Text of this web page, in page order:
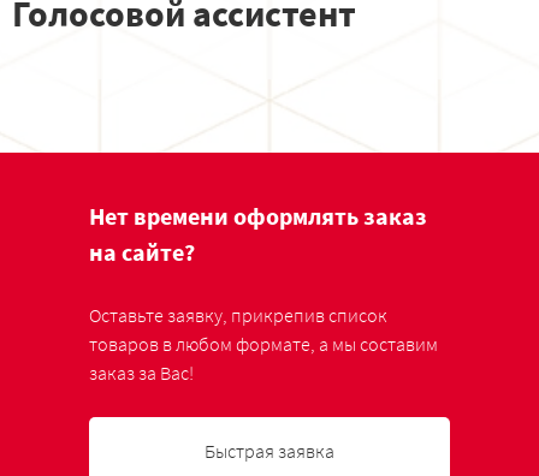
Голосовой ассистент
Нет времени оформлять заказ
на сайте?
Оставьте заявку, прикрепив список
товаров в любом формате, а мы составим
заказ за Вас!
Быстрая заявка